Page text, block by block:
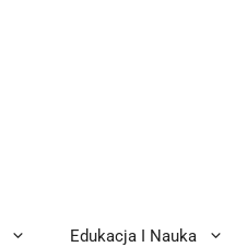
Edukacja I Nauka